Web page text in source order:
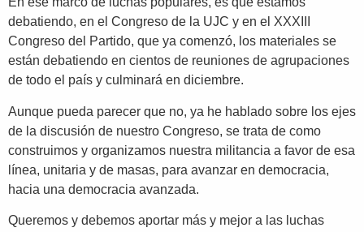
debatiendo, en el Congreso de la UJC y en el XXXIII
Congreso del Partido, que ya comenzó, los materiales se
están debatiendo en cientos de reuniones de agrupaciones
de todo el país y culminará en diciembre.
Aunque pueda parecer que no, ya he hablado sobre los ejes
de la discusión de nuestro Congreso, se trata de como
construimos y organizamos nuestra militancia a favor de esa
línea, unitaria y de masas, para avanzar en democracia,
hacia una democracia avanzada.
Queremos y debemos aportar más y mejor a las luchas